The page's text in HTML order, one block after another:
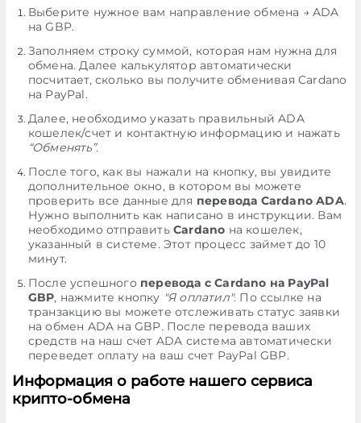
Выберите нужное вам направление обмена → ADA
на GBP.
Заполняем строку суммой, которая нам нужна для
обмена. Далее калькулятор автоматически
посчитает, сколько вы получите обменивая Cardano
на PayPal.
Далее, необходимо указать правильный ADA
кошелек/счет и контактную информацию и нажать
“Обменять”.
После того, как вы нажали на кнопку, вы увидите
дополнительное окно, в котором вы можете
проверить все данные для перевода Cardano ADA.
Нужно выполнить как написано в инструкции. Вам
необходимо отправить Cardano на кошелек,
указанный в системе. Этот процесс займет до 10
минут.
После успешного перевода с Cardano на PayPal
GBP, нажмите кнопку "Я оплатил". По ссылке на
транзакцию вы можете отслеживать статус заявки
на обмен ADA на GBP. После перевода ваших
средств на наш счет ADA система автоматически
переведет оплату на ваш счет PayPal GBP.
Информация о работе нашего сервиса
крипто-обмена